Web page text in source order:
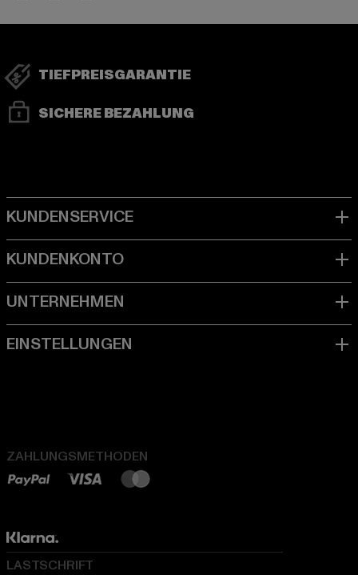
TIEFPREISGARANTIE
SICHERE BEZAHLUNG
ZAHLUNGSMETHODEN
LASTSCHRIFT